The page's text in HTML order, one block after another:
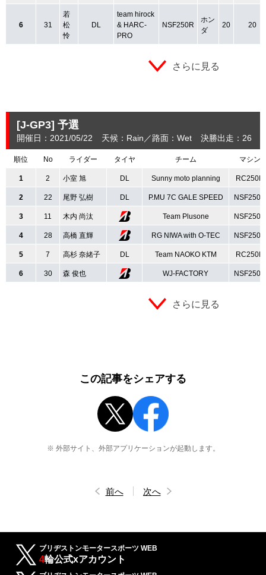
6 31
若
松
怜
DL
team hirock
& HARC-
PRO
NSF250R
ホン
ダ
20 20
さらに見る
[J-GP3] 予選
開催日：2021/05/22 天候：Rain 路面：Wet 決勝出走：26
順位 No ライダー タイヤ チーム マシン
1 2 小室 旭 DL Sunny moto planning RC250R
2 22 尾野 弘樹 DL P.MU 7C GALE SPEED NSF250R
3 11 木内 尚汰 Team Plusone NSF250R
4 28 高橋 直輝 RG NIWA with O-TEC NSF250R
5 7 高杉 奈緒子 DL Team NAOKO KTM RC250R
6 30 森 俊也 WJ-FACTORY NSF250R
さらに見る
この記事をシェアする
※ 外部サイト、外部アプリケーションが起動します。
前へ 次へ
ブリヂストンモータースポーツ WEB
4輪公式xアカウント